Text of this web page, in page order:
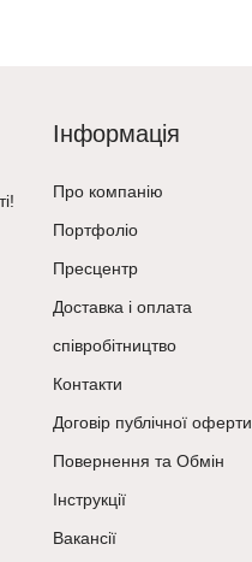
Інформація
Про компанію
Портфоліо
Пресцентр
Доставка і оплата
співробітництво
Контакти
Договір публічної оферти
Повернення та Обмін
Інструкції
Вакансії